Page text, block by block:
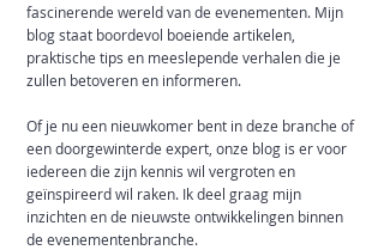
fascinerende wereld van de evenementen. Mijn
blog staat boordevol boeiende artikelen,
praktische tips en meeslepende verhalen die je
zullen betoveren en informeren.
Of je nu een nieuwkomer bent in deze branche of
een doorgewinterde expert, onze blog is er voor
iedereen die zijn kennis wil vergroten en
geïnspireerd wil raken. Ik deel graag mijn
inzichten en de nieuwste ontwikkelingen binnen
de evenementenbranche.